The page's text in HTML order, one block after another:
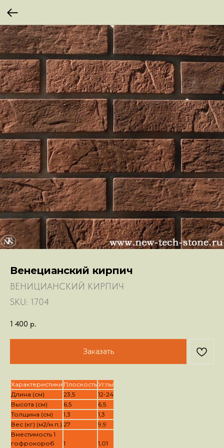
Венецианский кирпич
ВЕНИЦИАНСКИЙ КИРПИЧ
SKU: 1704
1 400 р.
Заказать
Характеристики ПлоскостьУглы
Длина (см)
23,5
12-24
Высота (см)
6,5
6,5
Толщина (см)
1,3
1,3
Вес (кг) (м2/м.п.) 27
9,9
Вместимость 1
гофрокороб
1 1,01